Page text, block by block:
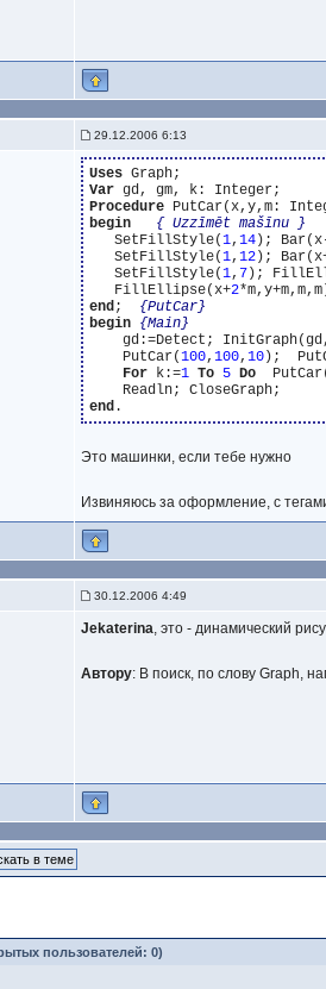
29.12.2006 6:13
Uses
Var
Procedure
begin
{ Uzzīmēt mašīnu }
   SetFillStyle(
1,14 );
   SetFillStyle(
1,12 );
   SetFillStyle(
1, 7 );
   FillEllipse(x+
2
end; {PutCar}
begin {Main}
gd:=Detect;
    PutCar(
100,100,10 );
For k:=1 To 5 Do
end
Это машинки, если тебе нужно
Извиняюсь за оформление, с
30.12.2006 4:49
Jekaterina, это - динамический
Автору: В поиск, по слову Graph,
пользователей: 0)